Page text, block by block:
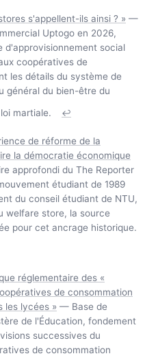
s'appellent-ils ainsi ? » —
Uptogo en 2026,
d'approvisionnement social
coopératives de
les détails du système de
général du bien-être du
martiale.
↩
de réforme de la
la démocratie économique
approfondi du The Reporter
étudiant de 1989
du conseil étudiant de NTU,
welfare store, la source
pour cet ancrage historique.
réglementaire des «
de consommation
les lycées » — Base de
de l'Éducation, fondement
successives du
de consommation